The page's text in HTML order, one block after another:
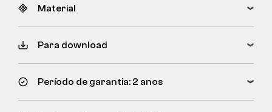
Material
Para download
Período de garantia: 2 anos